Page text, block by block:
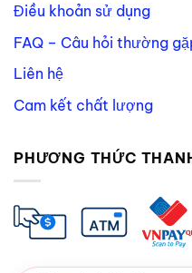
Điều khoản sử dụng
FAQ – Câu hỏi thường
Liên hệ
Cam kết chất lượng
PHƯƠNG THỨC